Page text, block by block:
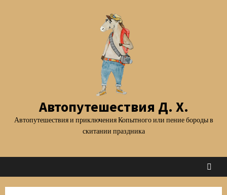
Автопутешествия Д. Х.
Автопутешествия и приключения Копытного или пение бороды в
скитании праздника